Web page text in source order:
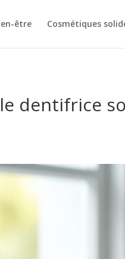
être Cosmétiques
dentifrice